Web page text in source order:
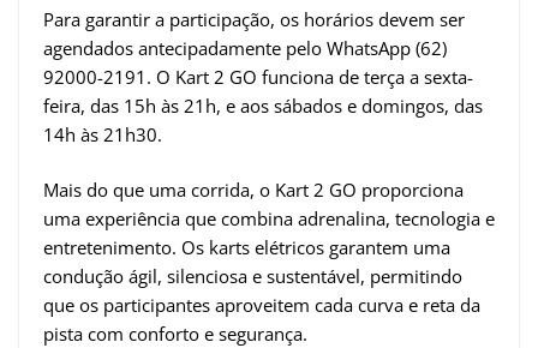
Para garantir a participação, os horários devem ser
agendados antecipadamente pelo WhatsApp (62)
92000-2191. O Kart 2 GO funciona de terça a sexta-
feira, das 15h às 21h, e aos sábados e domingos, das
14h às 21h30.
Mais do que uma corrida, o Kart 2 GO proporciona
uma experiência que combina adrenalina, tecnologia e
entretenimento. Os karts elétricos garantem uma
condução ágil, silenciosa e sustentável, permitindo
que os participantes aproveitem cada curva e reta da
pista com conforto e segurança.